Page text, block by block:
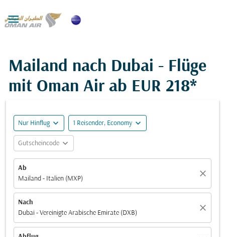

Mailand nach Dubai - Flüge
mit Oman Air ab EUR 218*
Nur Hinflug expand_more 1 Reisender, Economy expand_more
Gutscheincode expand_more
Ab
Mailand - Italien (MXP)
close
Nach
Dubai - Vereinigte Arabische Emirate (DXB)
close